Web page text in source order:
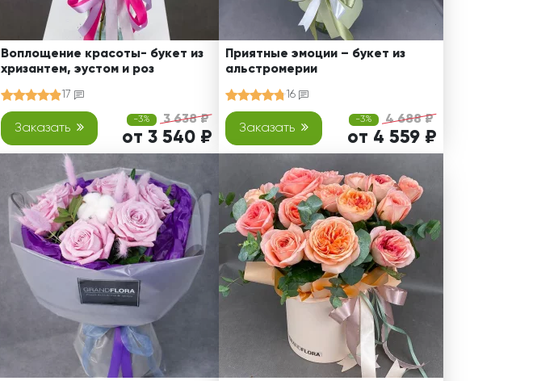
Воплощение красоты- букет из
хризантем, эустом и роз
17
Заказать
-3% 3 638 ₽
от 3 540 ₽
Приятные эмоции – букет из
альстромерии
16
Заказать
-3% 4 688 ₽
от 4 559 ₽